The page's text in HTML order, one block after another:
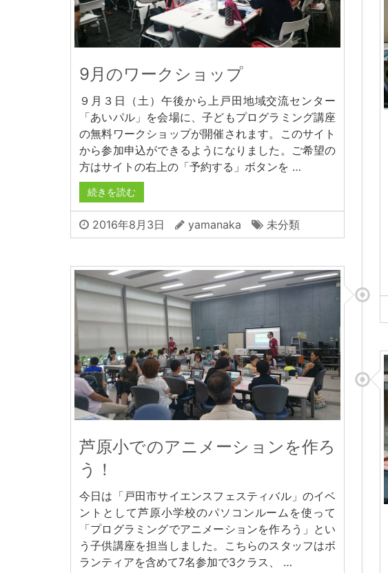
9月のワークショップ
９月３日（土）午後から上戸田地域交流センター
「あいパル」を会場に、子どもプログラミング講座
の無料ワークショップが開催されます。このサイト
から参加申込ができるようになりました。ご希望の
方はサイトの右上の「予約する」ボタンを …
続きを読む
2016年8月3日 yamanaka 未分類
芦原小でのアニメーションを作ろ
う！
今日は「戸田市サイエンスフェスティバル」のイベ
ントとして芦原小学校のパソコンルームを使って
「プログラミングでアニメーションを作ろう」とい
う子供講座を担当しました。こちらのスタッフはボ
ランティアを含めて7名参加で3クラス、 …